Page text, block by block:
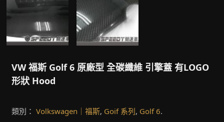
VW 福斯 Golf 6 原廠型 全碳纖維 引擎蓋 有LOGO
形狀 Hood
類別： Volkswagen｜福斯, Goif 系列, Golf 6.